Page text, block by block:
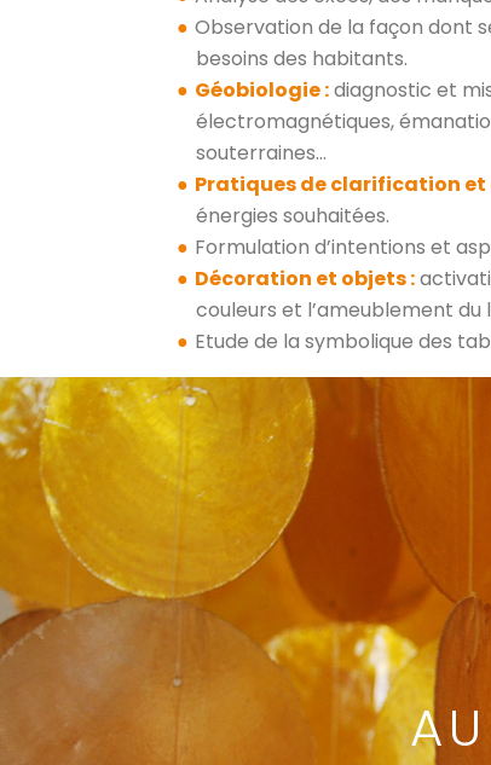
Observation de la façon dont
besoins des habitants.
Géobiologie :diagnostic et
électromagnétiques,
souterraines…
Pratiques de clarification
énergies souhaitées.
Formulation d’intentions et
Décoration et objets :
couleurs et l’ameublement du
Etude de la symbolique des